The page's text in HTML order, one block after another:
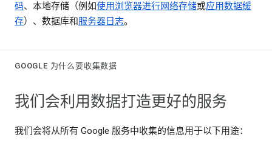
码、本地存储（例如使用浏览器进行网络存储或应用数据缓
存）、数据库和服务器日志。
GOOGLE 为什么要收集数据
我们会利用数据打造更好的服务
我们会将从所有 Google 服务中收集的信息用于以下用途：